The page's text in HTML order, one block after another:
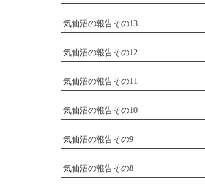
気仙沼の報告その13
気仙沼の報告その12
気仙沼の報告その11
気仙沼の報告その10
気仙沼の報告その9
気仙沼の報告その8